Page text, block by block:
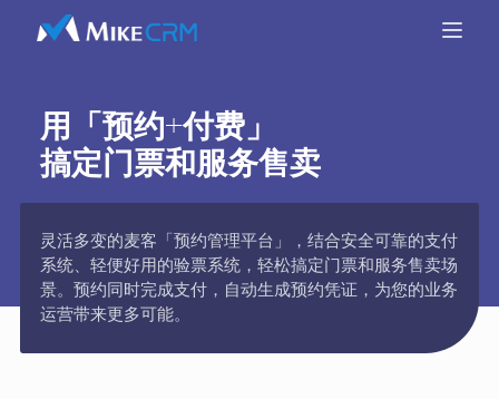
用「预约+付费」
搞定门票和服务售卖
灵活多变的麦客「预约管理平台」，结合安全可靠的支付
系统、轻便好用的验票系统，轻松搞定门票和服务售卖场
景。预约同时完成支付，自动生成预约凭证，为您的业务
运营带来更多可能。